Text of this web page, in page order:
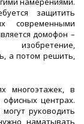
защитить
современными
домофон –
изобретение,
а потом решить,
многоэтажек, в
офисных центрах.
руководить
наматывать